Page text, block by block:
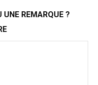
REMARQUE ?